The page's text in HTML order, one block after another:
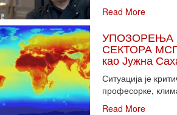
Read More
УПОЗОРЕЊА
СЕКТОРА
као Јужна
Ситуација је
професорке,
Read More